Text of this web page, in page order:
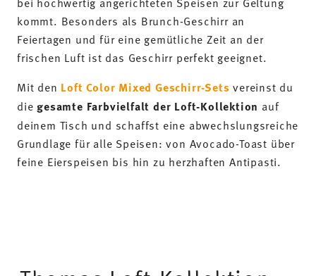
feine Eierspeisen bis hin zu herzhaften Antipasti.
Thomas Loft-Kollektion